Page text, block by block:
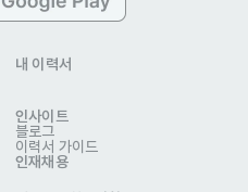
내 이력서
인사이트
블로그
이력서 가이드
인재채용